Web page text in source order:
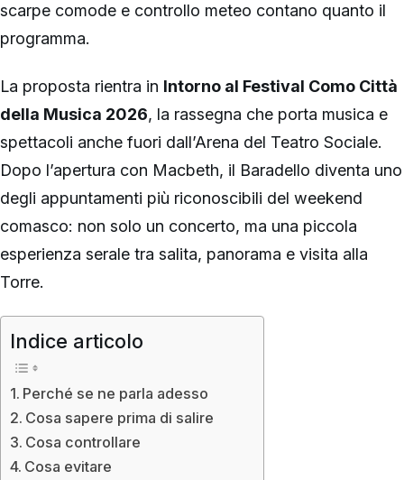
scarpe comode e controllo meteo contano quanto il
programma.
La proposta rientra in Intorno al Festival Como Città
della Musica 2026, la rassegna che porta musica e
spettacoli anche fuori dall’Arena del Teatro Sociale.
Dopo l’apertura con Macbeth, il Baradello diventa uno
degli appuntamenti più riconoscibili del weekend
comasco: non solo un concerto, ma una piccola
esperienza serale tra salita, panorama e visita alla
Torre.
Indice articolo
Perché se ne parla adesso
Cosa sapere prima di salire
Cosa controllare
Cosa evitare